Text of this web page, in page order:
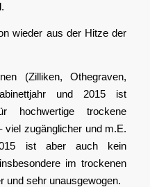
wieder aus der Hitze der
(Zilliken, Othegraven,
und 2015 ist
hochwertige trockene
viel zugänglicher und m.E.
ist aber auch kein
im trockenen
und sehr unausgewogen.